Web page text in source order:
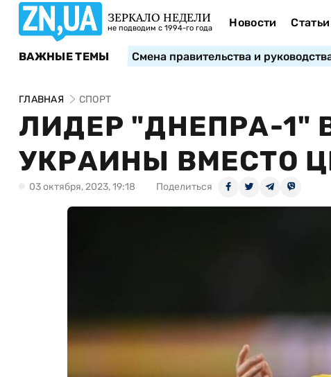
ЗЕРКАЛО НЕДЕЛИ
не подводим с 1994-го года Новости Статьи
ВАЖНЫЕ ТЕМЫ Смена правительства и
ГЛАВНАЯ СПОРТ
ЛИДЕР "ДНЕПРА-1"
УКРАИНЫ ВМЕСТО
03 октября, 2023, 19:18 Поделиться